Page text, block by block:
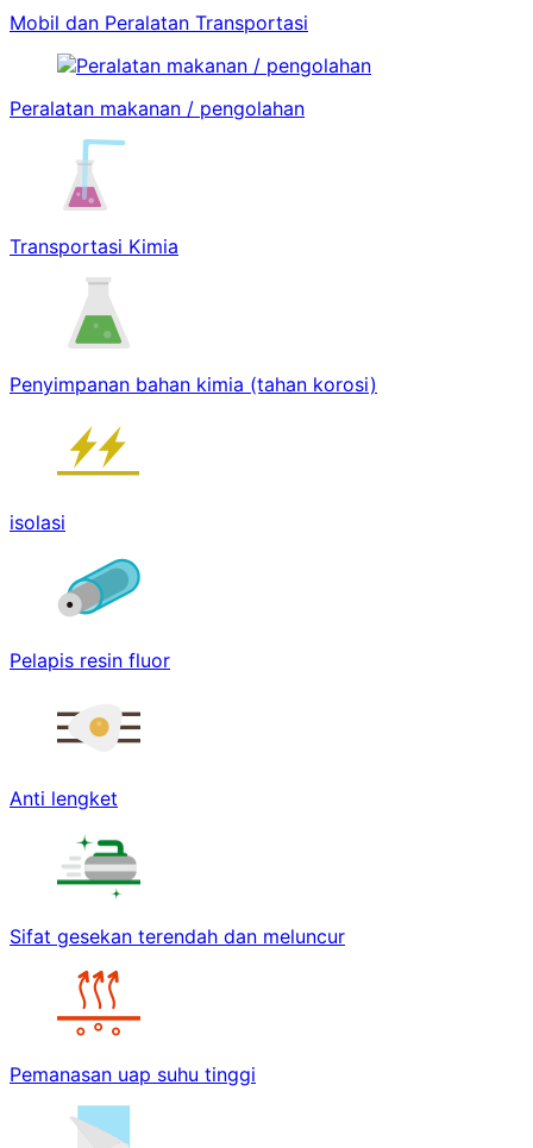
Mobil dan Peralatan Transportasi
Peralatan makanan / pengolahan
Transportasi Kimia
Penyimpanan bahan kimia (tahan korosi)
isolasi
Pelapis resin fluor
Anti lengket
Sifat gesekan terendah dan meluncur
Pemanasan uap suhu tinggi